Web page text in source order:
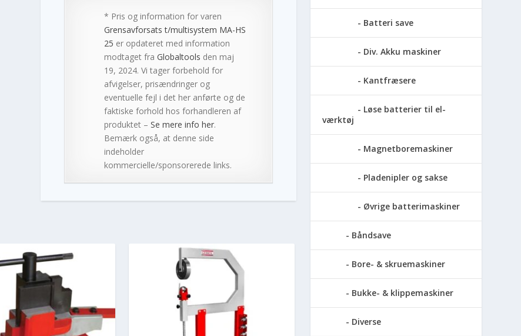
* Pris og information for varen
Grensavforsats t/multisystem MA-HS
25 er opdateret med information
modtaget fra Globaltools den maj
19, 2024. Vi tager forbehold for
afvigelser, prisændringer og
eventuelle fejl i det her anførte og de
faktiske forhold hos forhandleren af
produktet – Se mere info her.
Bemærk også, at denne side
indeholder
kommercielle/sponsorerede links.
Batteri save
Div. Akku maskiner
Kantfræsere
Løse batterier til el-
værktøj
Magnetboremaskiner
Pladenipler og sakse
Øvrige batterimaskiner
Båndsave
Bore- & skruemaskiner
Bukke- & klippemaskiner
Diverse